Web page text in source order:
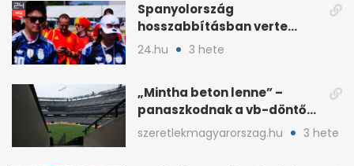
Spanyolország
hosszabbításban verte
Argentínát: Ferran Torres
24.hu 3 hete
„Mintha beton lenne” –
panaszkodnak a vb-döntő
MetLife-pályájára
szeretlekmagyarorszag.hu 3 hete